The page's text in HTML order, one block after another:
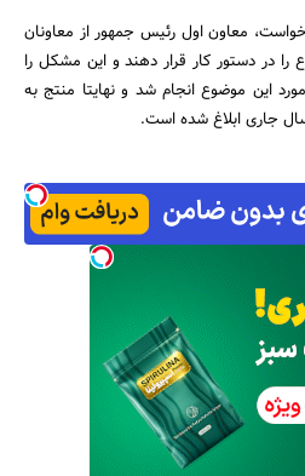
معاون اول رئیس جمهور از معاونان
در دستور کار قرار دهند و این مشکل را
این موضوع انجام شد و نهایتا منتج به